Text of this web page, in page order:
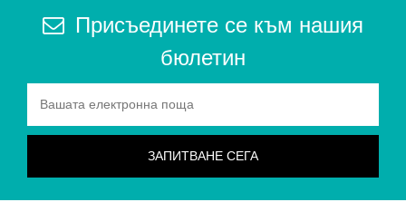
Присъединете се към нашия
бюлетин